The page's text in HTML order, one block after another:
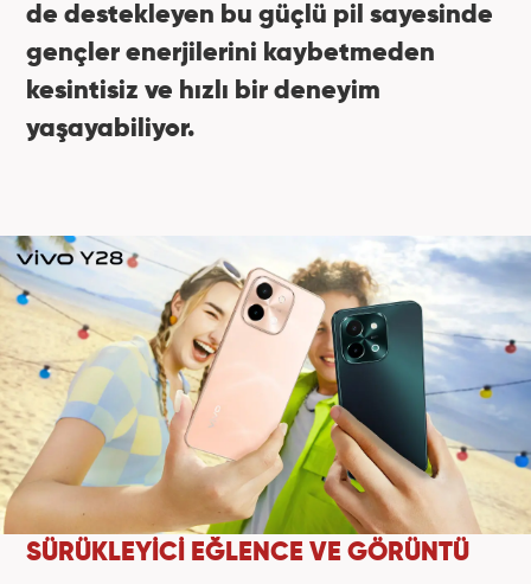
de destekleyen bu güçlü pil sayesinde
gençler enerjilerini kaybetmeden
kesintisiz ve hızlı bir deneyim
yaşayabiliyor.
SÜRÜKLEYİCİ EĞLENCE VE GÖRÜNTÜ